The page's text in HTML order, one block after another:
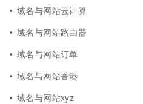
域名与网站云计算
域名与网站路由器
域名与网站订单
域名与网站香港
域名与网站xyz